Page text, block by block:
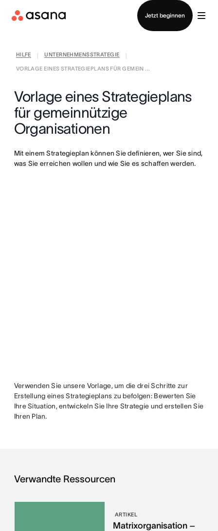
Jetzt beginnen
Vertrieb kontaktieren
HILFE UNTERNEHMENSSTRATEGIE
VORLAGE EINES STRATEGIEPLANS FÜR GEMEIN ...
Vorlage eines Strategieplans
für gemeinnützige
Organisationen
Mit einem Strategieplan können Sie definieren, wer Sie sind,
was Sie erreichen wollen und wie Sie es schaffen werden.
Verwenden Sie unsere Vorlage, um die drei Schritte zur
Erstellung eines Strategieplans zu befolgen: Bewerten Sie
Ihre Situation, entwickeln Sie Ihre Strategie und erstellen Sie
Ihren Plan.
Verwandte Ressourcen
ARTIKEL
Matrixorganisation –